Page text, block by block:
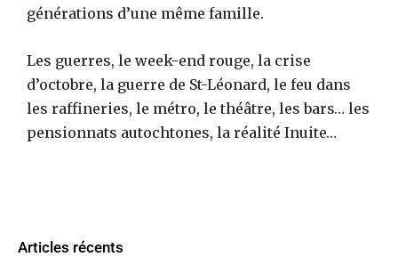
générations d’une même famille.
Les guerres, le week-end rouge, la crise
d’octobre, la guerre de St-Léonard, le feu dans
les raffineries, le métro, le théâtre, les bars… les
pensionnats autochtones, la réalité Inuite…
Articles récents